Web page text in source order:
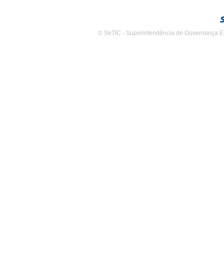
© SeTIC - Superintendência de Governança